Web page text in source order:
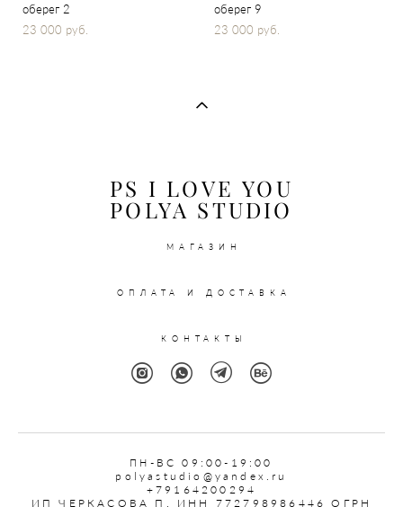
оберег 2
23 000 pуб.
оберег 9
23 000 pуб.
PS I LOVE YOU
POLYA STUDIO
МАГАЗИН
ОПЛАТА И ДОСТАВКА
КОНТАКТЫ
ПН -ВС 09:00-19:00
polyastudio@yandex.ru
+79164200294
ИП ЧЕРКАСОВА П. ИНН 772798986446 ОГРН